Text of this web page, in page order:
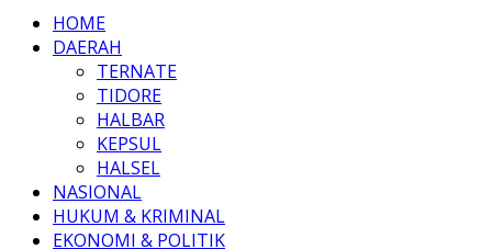
HOME
DAERAH
TERNATE
TIDORE
HALBAR
KEPSUL
HALSEL
NASIONAL
HUKUM & KRIMINAL
EKONOMI & POLITIK